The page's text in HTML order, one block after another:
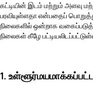
கட்டியின் இடம் மற்றும் அளவு
பரவியுள்ளதா என்பதைப்
நிலைகளில் ஒன்றாக
நிலைகள் கீழே
1.